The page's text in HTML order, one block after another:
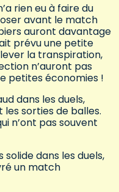
rien eu à faire du
avant le match
auront davantage
prévu une petite
la transpiration,
n’auront pas
petites économies !
dans les duels,
sorties de balles.
n’ont pas souvent
solide dans les duels,
un match